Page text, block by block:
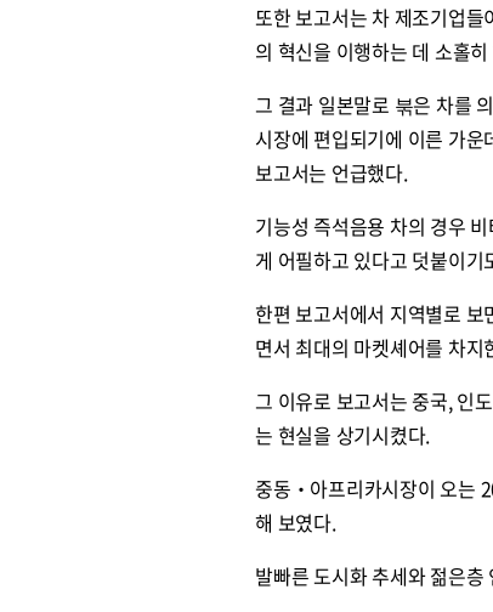
또한 보고서는 차 제조기업
의 혁신을 이행하는 데 소홀
그 결과 일본말로 붂은 차를
시장에 편입되기에 이른 가
보고서는 언급했다.
기능성 즉석음용 차의 경우
게 어필하고 있다고 덧붙이기
한편 보고서에서 지역별로
면서 최대의 마켓셰어를 차지
그 이유로 보고서는 중국, 인
는 현실을 상기시켰다.
중동‧아프리카시장이 오는
해 보였다.
발빠른 도시화 추세와 젊은